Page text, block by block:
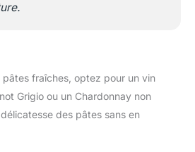
fraîches, optez pour un vin
Grigio ou un Chardonnay non
des pâtes sans en